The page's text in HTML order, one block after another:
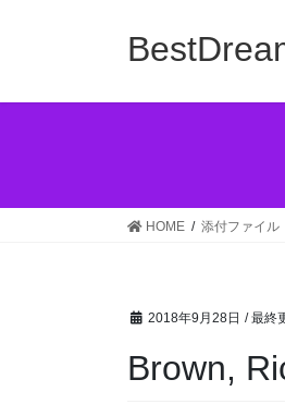
HOME 添付ファイル
2018年9月28日 / 最終
Brown,